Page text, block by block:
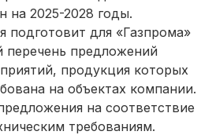
на 2025-2028 годы.
подготовит для «Газпрома»
перечень предложений
продукция которых
на объектах компании.
на соответствие
требованиям.